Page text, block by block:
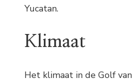
Yucatan.
Klimaat
Het klimaat in de Golf